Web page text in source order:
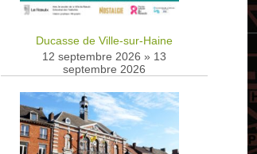
Ducasse de Ville-sur-Haine
12 septembre 2026 » 13
septembre 2026